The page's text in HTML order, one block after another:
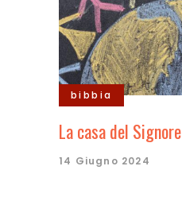
bibbia
La casa del Signore
14 Giugno 2024